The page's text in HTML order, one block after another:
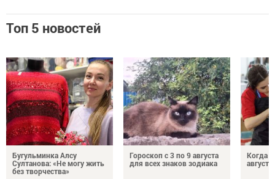
Топ 5 новостей
Бугульминка Алсу
Султанова: «Не могу жить
без творчества»
Гороскоп с 3 по 9 августа
для всех знаков зодиака
Когда